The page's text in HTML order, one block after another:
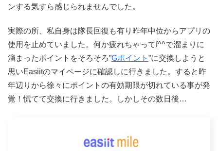
ンする気すら感じられませんでした。
実際の所、私自身は隊長回復も有り昨年中位からアプリの
使用を止めていました。何か疲れちゃってf^^で溜まりに
溜まったポイントをそろそろ”Gポイント ”に交換しようと
思いEasiitのマイページに確認しに行きました。すると昨
年辺りから徐々にポイントの有効期限が切れている事が発
覚！慌てて交換に行きました。しかしその数日後…